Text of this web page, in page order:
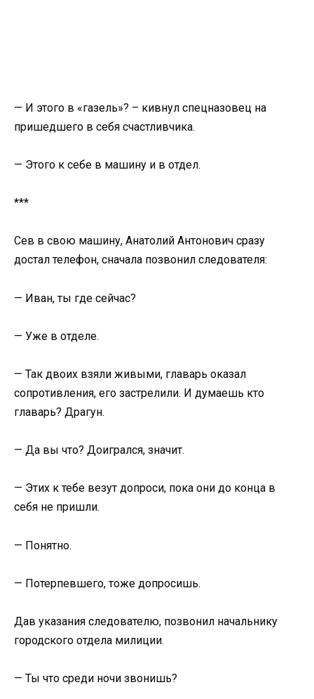
— И этого в «газель»? – кивнул спецназовец на
пришедшего в себя счастливчика.
— Этого к себе в машину и в отдел.
***
Сев в свою машину, Анатолий Антонович сразу
достал телефон, сначала позвонил следователя:
— Иван, ты где сейчас?
— Уже в отделе.
— Так двоих взяли живыми, главарь оказал
сопротивления, его застрелили. И думаешь кто
главарь? Драгун.
— Да вы что? Доигрался, значит.
— Этих к тебе везут допроси, пока они до конца в
себя не пришли.
— Понятно.
— Потерпевшего, тоже допросишь.
Дав указания следователю, позвонил начальнику
городского отдела милиции.
— Ты что среди ночи звонишь?